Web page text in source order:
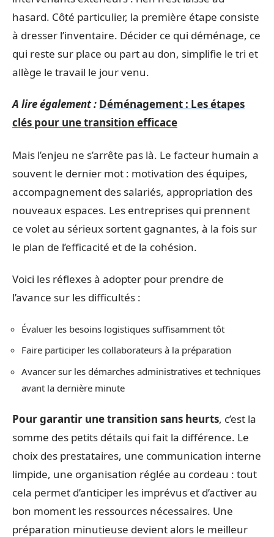
hasard. Côté particulier, la première étape consiste
à dresser l’inventaire. Décider ce qui déménage, ce
qui reste sur place ou part au don, simplifie le tri et
allège le travail le jour venu.
A lire également : Déménagement : Les étapes
clés pour une transition efficace
Mais l’enjeu ne s’arrête pas là. Le facteur humain a
souvent le dernier mot : motivation des équipes,
accompagnement des salariés, appropriation des
nouveaux espaces. Les entreprises qui prennent
ce volet au sérieux sortent gagnantes, à la fois sur
le plan de l’efficacité et de la cohésion.
Voici les réflexes à adopter pour prendre de
l’avance sur les difficultés :
Évaluer les besoins logistiques suffisamment tôt
Faire participer les collaborateurs à la préparation
Avancer sur les démarches administratives et techniques
avant la dernière minute
Pour garantir une transition sans heurts, c’est la
somme des petits détails qui fait la différence. Le
choix des prestataires, une communication interne
limpide, une organisation réglée au cordeau : tout
cela permet d’anticiper les imprévus et d’activer au
bon moment les ressources nécessaires. Une
préparation minutieuse devient alors le meilleur